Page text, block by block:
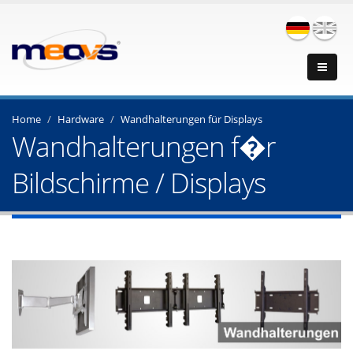
Home Hardware Wandhalterungen für Displays
Wandhalterungen f�r
Bildschirme / Displays